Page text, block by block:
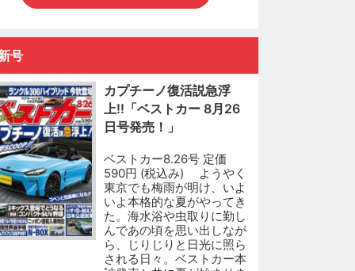
号
カプチーノ復活説急浮
上!!「ベストカー 8月26
日号発売！」
ベストカー8.26号 定価
590円 (税込み) ようやく
東京でも梅雨が明け、いよ
いよ本格的な夏がやってき
た。海水浴や虫取りに勤し
んであの頃を思い出しなが
ら、じりじりと日光に照ら
される日々。ベストカー本